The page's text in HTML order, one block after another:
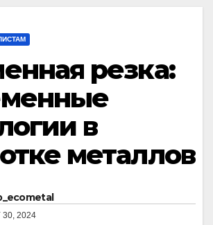
резка:
в
металлов
30, 2024